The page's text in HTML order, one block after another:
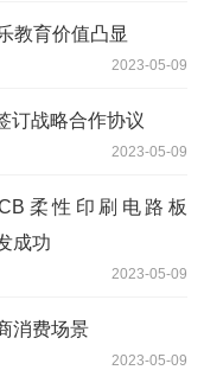
教育价值凸显
2023-05-09
订战略合作协议
2023-05-09
柔性印刷电路板
成功
2023-05-09
消费场景
2023-05-09